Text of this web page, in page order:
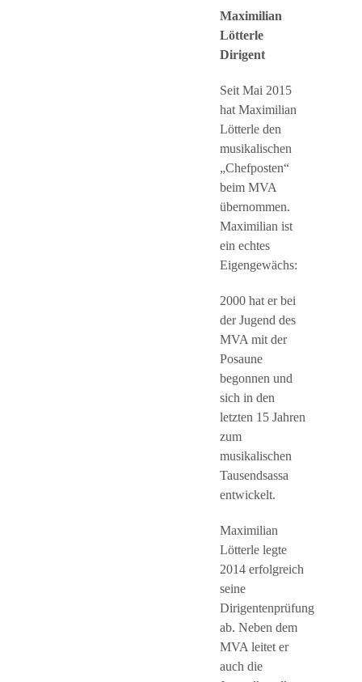
Maximilian
Lötterle
Dirigent
Seit Mai 2015
hat Maximilian
Lötterle den
musikalischen
„Chefposten“
beim MVA
übernommen.
Maximilian ist
ein echtes
Eigengewächs:
2000 hat er bei
der Jugend des
MVA mit der
Posaune
begonnen und
sich in den
letzten 15 Jahren
zum
musikalischen
Tausendsassa
entwickelt.
Maximilian
Lötterle legte
2014 erfolgreich
seine
Dirigentenprüfung
ab. Neben dem
MVA leitet er
auch die